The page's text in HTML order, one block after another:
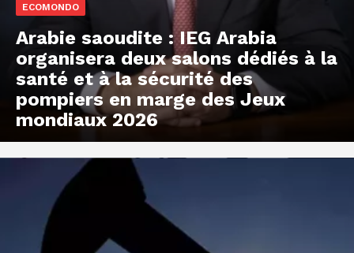
ECOMONDO
Arabie saoudite : IEG Arabia
organisera deux salons dédiés à la
santé et à la sécurité des
pompiers en marge des Jeux
mondiaux 2026